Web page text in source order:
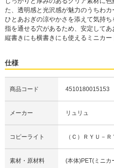
た、透明感と光沢感が魅力のうちわカ
ひとあおぎの涼やかさを添えて気持ち
指を通せる穴があるため、安定してあ
縦書きにも横書きにも使えるミニカー
仕様
商品コード 4510180015153
メーカー リュリュ
コピーライト （Ｃ）ＲＹＵ－
素材・原材料 (本体)PET(ミニカ